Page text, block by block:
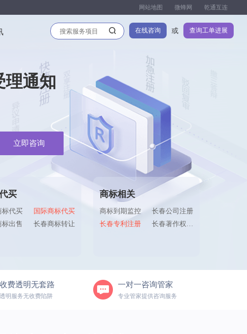
乾通互连
微蜂网
网站地图
查询工单进展
或
在线咨询
通知
立即咨询
买
标代买
国际商标代买
出售
长春商标转让
商标相关
商标到期监控
长春公司注册
长春专利注册
长春著作权申请
收费透明无套路
透明服务无收费陷阱
一对一咨询管家
专业管家提供咨询服务